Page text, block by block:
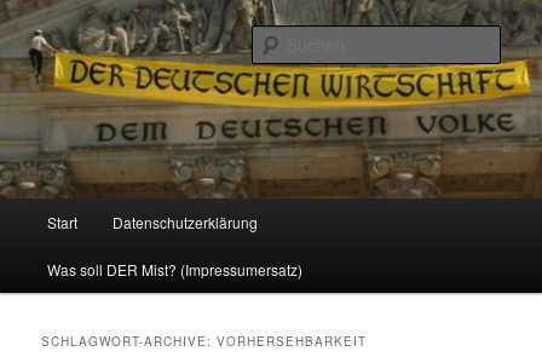
Reizzentrum
Politik, Wirtschaft, Soziales und Gesellschaft
Zum
Inhalt
Zum
sekundären
Start Datenschutzerklärung
Was soll DER Mist? (Impressumersatz)
SCHLAGWORT-ARCHIVE:VORHERSEHBARKEIT